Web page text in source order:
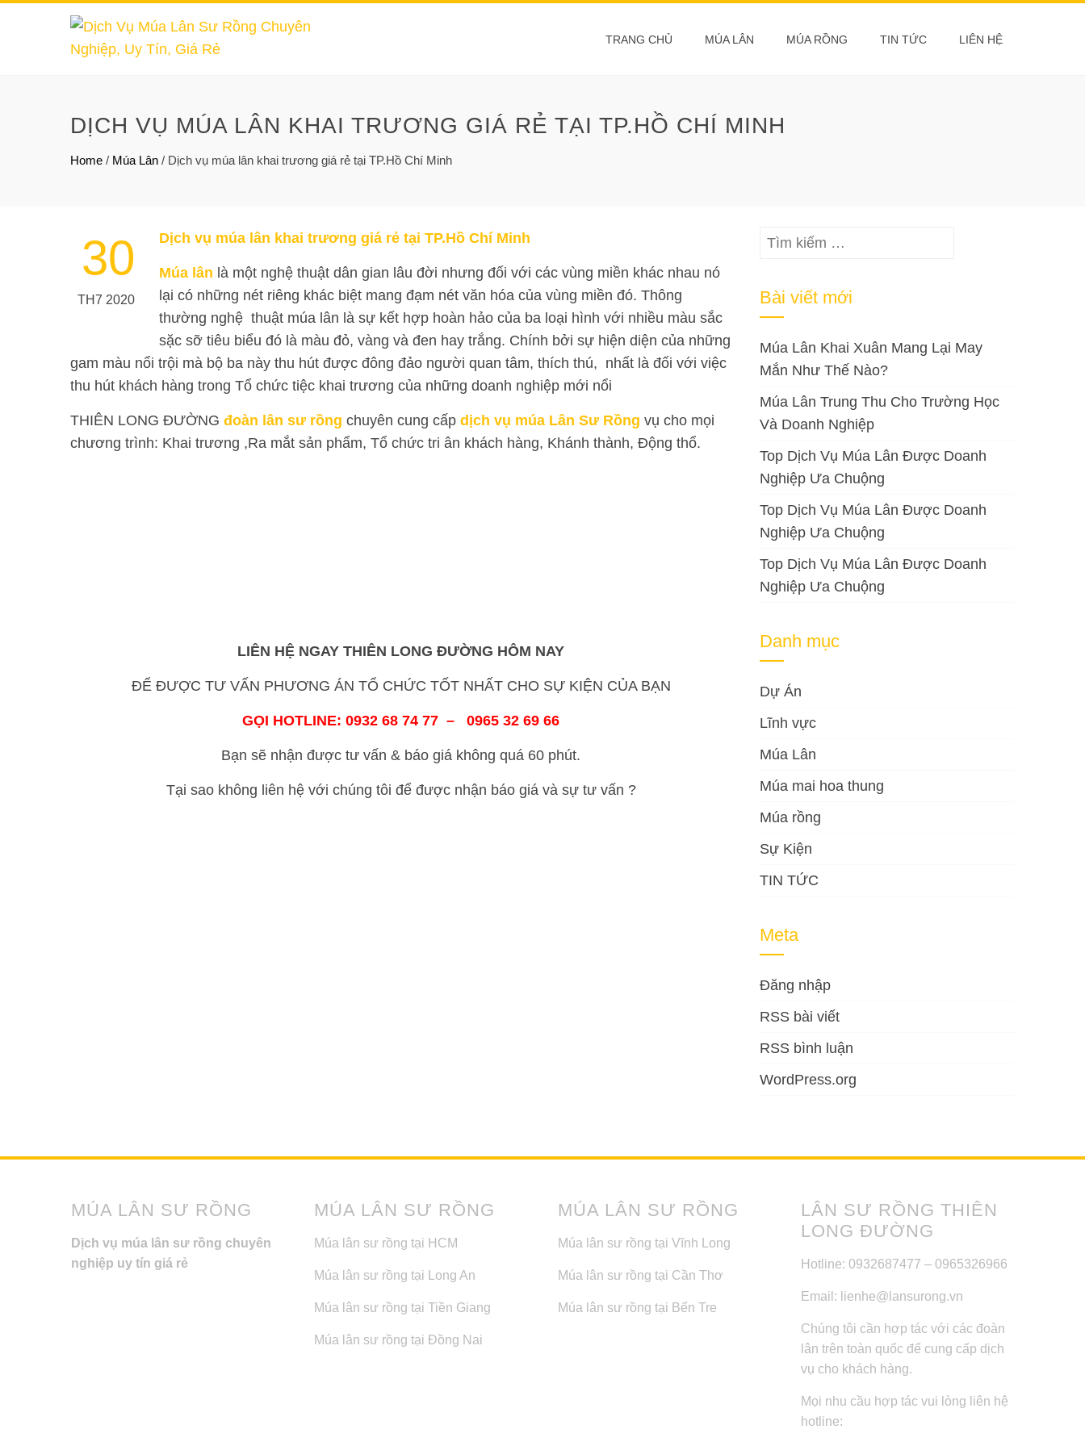
TRANG CHỦ MÚA LÂN MÚA RỒNG TIN TỨC LIÊN HỆ
DỊCH VỤ MÚA LÂN KHAI TRƯƠNG GIÁ RẺ TẠI TP.HỒ CHÍ MINH
Home / Múa Lân / Dịch vụ múa lân khai trương giá rẻ tại TP.Hồ Chí Minh
30
TH7 2020
Dịch vụ múa lân khai trương giá rẻ tại TP.Hồ Chí Minh
Múa lân là một nghệ thuật dân gian lâu đời nhưng đối với các vùng miền khác nhau nó
lại có những nét riêng khác biệt mang đạm nét văn hóa của vùng miền đó. Thông
thường nghệ thuật múa lân là sự kết hợp hoàn hảo của ba loại hình với nhiều màu sắc
sặc sỡ tiêu biểu đó là màu đỏ, vàng và đen hay trắng. Chính bởi sự hiện diện của những
gam màu nổi trội mà bộ ba này thu hút được đông đảo người quan tâm, thích thú, nhất là đối với việc
thu hút khách hàng trong Tổ chức tiệc khai trương của những doanh nghiệp mới nổi
THIÊN LONG ĐƯỜNG đoàn lân sư rồng chuyên cung cấp dịch vụ múa Lân Sư Rồng vụ cho mọi
chương trình: Khai trương ,Ra mắt sản phẩm, Tổ chức tri ân khách hàng, Khánh thành, Động thổ.
LIÊN HỆ NGAY THIÊN LONG ĐƯỜNG HÔM NAY
ĐỂ ĐƯỢC TƯ VẤN PHƯƠNG ÁN TỔ CHỨC TỐT NHẤT CHO SỰ KIỆN CỦA BẠN
GỌI HOTLINE: 0932 68 74 77 – 0965 32 69 66
Bạn sẽ nhận được tư vấn & báo giá không quá 60 phút.
Tại sao không liên hệ với chúng tôi để được nhận báo giá và sự tư vấn ?
Tìm
Bài viết mới
Múa Lân Khai Xuân Mang Lại May
Mắn Như Thế Nào?
Múa Lân Trung Thu Cho Trường Học
Và Doanh Nghiệp
Top Dịch Vụ Múa Lân Được Doanh
Nghiệp Ưa Chuộng
Top Dịch Vụ Múa Lân Được Doanh
Nghiệp Ưa Chuộng
Top Dịch Vụ Múa Lân Được Doanh
Nghiệp Ưa Chuộng
Danh mục
Dự Án
Lĩnh vực
Múa Lân
Múa mai hoa thung
Múa rồng
Sự Kiện
TIN TỨC
Meta
Đăng nhập
RSS bài viết
RSS bình luận
WordPress.org
MÚA LÂN SƯ RỒNG
Dịch vụ múa lân sư rồng chuyên
nghiệp uy tín giá rẻ
MÚA LÂN SƯ RỒNG
Múa lân sư rồng tại HCM
Múa lân sư rồng tại Long An
Múa lân sư rồng tại Tiền Giang
Múa lân sư rồng tại Đồng Nai
MÚA LÂN SƯ RỒNG
Múa lân sư rồng tại Vĩnh Long
Múa lân sư rồng tại Cần Thơ
Múa lân sư rồng tại Bến Tre
LÂN SƯ RỒNG THIÊN
LONG ĐƯỜNG
Hotline: 0932687477 – 0965326966
Email: lienhe@lansurong.vn
Chúng tôi cần hợp tác với các đoàn
lân trên toàn quốc để cung cấp dịch
vụ cho khách hàng.
Mọi nhu cầu hợp tác vui lòng liên hệ
hotline: